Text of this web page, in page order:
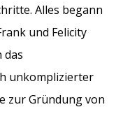
Alles begann
und Felicity
das
unkomplizierter
zur Gründung von